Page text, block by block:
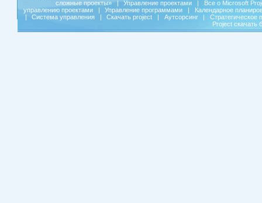
сложные проекты»
| Управление проектами |
Все о Microsoft
управлению проектами
| Управление программами |
Календарное
|
Система управления | Скачать project | Аутсорсинг |
Стратегическое
Project скачать